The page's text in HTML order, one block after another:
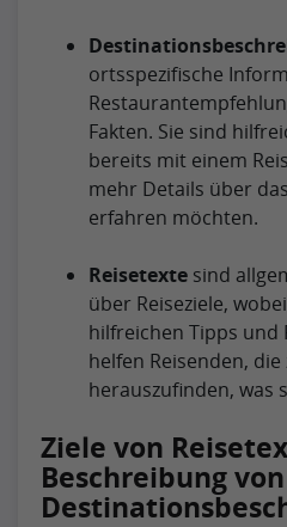
ortsspezifische
Fakten. Sie sind
bereits mit einem
mehr Details über
erfahren möchten.
Reisetexte sind
über Reiseziele,
hilfreichen Tipps und
helfen Reisenden,
herauszufinden, was
Ziele von
Beschreibung